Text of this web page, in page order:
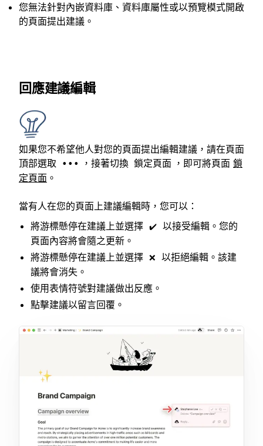
您無法針對內嵌資料庫、資料庫屬性或以預覽模式開啟
的頁面提出建議。
回應建議編輯
如果您不希望他人對您的頁面提出編輯建議，請在頁面
頂部選取
••• ，接著切換 鎖定頁面 ，即可將頁面 鎖
定頁面 。
當有人在您的頁面上建議編輯時，您可以：
將游標懸停在建議上並選擇 ✔️ 以接受編輯。您的
頁面內容將會隨之更新。
將游標懸停在建議上並選擇 ❌
以拒絕編輯。該建
議將會消失。
使用表情符號對建議做出反應。
點擊建議以留言回覆。